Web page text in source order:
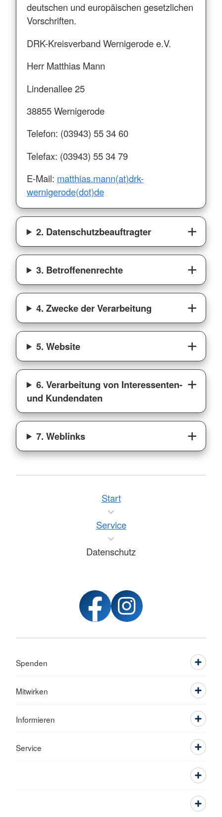
deutschen und europäischen gesetzlichen
Vorschriften.
DRK-Kreisverband Wernigerode e.V.
Herr Matthias Mann
Lindenallee 25
38855 Wernigerode
Telefon: (03943) 55 34 60
Telefax: (03943) 55 34 79
E-Mail: matthias.mann(at)drk-
wernigerode(dot)de
2. Datenschutzbeauftragter
3. Betroffenenrechte
4. Zwecke der Verarbeitung
5. Website
6. Verarbeitung von Interessenten-
und Kundendaten
7. Weblinks
Start
Service
Datenschutz
Spenden
Mitwirken
Informieren
Service